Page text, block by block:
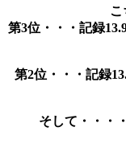
こ
第3位・・・記録
第2位・・・記
そして・・・